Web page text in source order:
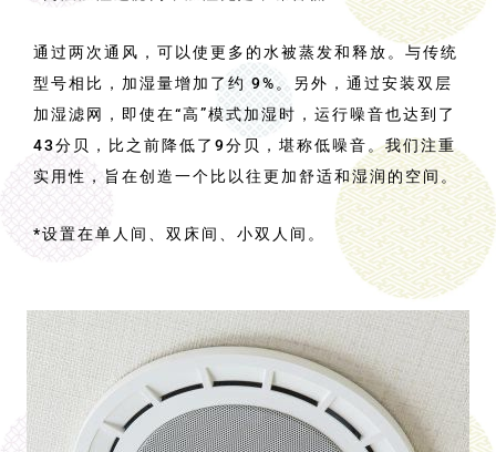
通过两次通风，可以使更多的水被蒸发和释放。与传统
型号相比，加湿量增加了约 9%。另外，通过安装双层
加湿滤网，即使在“高”模式加湿时，运行噪音也达到了
43分贝，比之前降低了9分贝，堪称低噪音。我们注重
实用性，旨在创造一个比以往更加舒适和湿润的空间。
*设置在单人间、双床间、小双人间。